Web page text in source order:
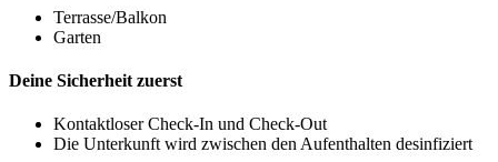
Terrasse/Balkon
Garten
Deine Sicherheit zuerst
Kontaktloser Check-In und Check-Out
Die Unterkunft wird zwischen den Aufenthalten desinfiziert